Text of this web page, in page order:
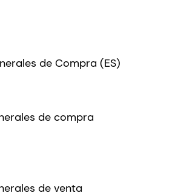
de Compra (ES)
de compra
de venta